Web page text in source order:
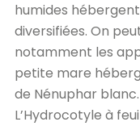
humides
diversifiées. On
notamment les
petite mare
de Nénuphar blanc.
L’Hydrocotyle à